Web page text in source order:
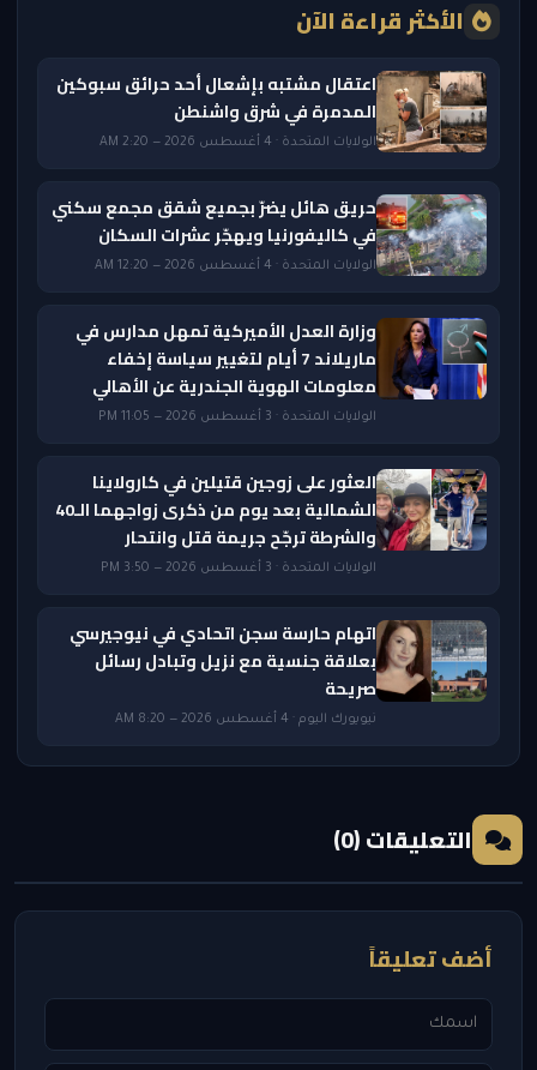
الأكثر قراءة الآن
اعتقال مشتبه بإشعال أحد حرائق سبوكين
المدمرة في شرق واشنطن
الولايات المتحدة · 4 أغسطس 2026 — 2:20 AM
حريق هائل يضرّ بجميع شقق مجمع سكني
في كاليفورنيا ويهجّر عشرات السكان
الولايات المتحدة · 4 أغسطس 2026 — 12:20 AM
وزارة العدل الأميركية تمهل مدارس في
ماريلاند 7 أيام لتغيير سياسة إخفاء
معلومات الهوية الجندرية عن الأهالي
الولايات المتحدة · 3 أغسطس 2026 — 11:05 PM
العثور على زوجين قتيلين في كارولاينا
الشمالية بعد يوم من ذكرى زواجهما الـ40
والشرطة ترجّح جريمة قتل وانتحار
الولايات المتحدة · 3 أغسطس 2026 — 3:50 PM
اتهام حارسة سجن اتحادي في نيوجيرسي
بعلاقة جنسية مع نزيل وتبادل رسائل
صريحة
نيويورك اليوم · 4 أغسطس 2026 — 8:20 AM
التعليقات (0)
أضف تعليقاً